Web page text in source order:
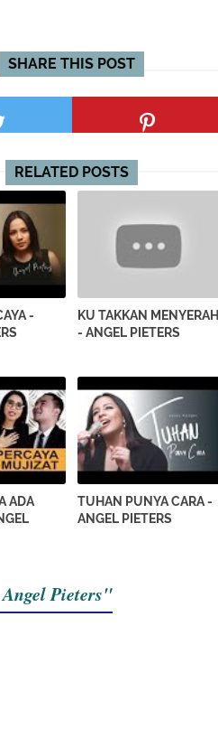
SHARE THIS POST
RELATED POSTS
-
KU TAKKAN MENYERAH
- ANGEL PIETERS
ADA
TUHAN PUNYA CARA -
ANGEL PIETERS
Pieters"